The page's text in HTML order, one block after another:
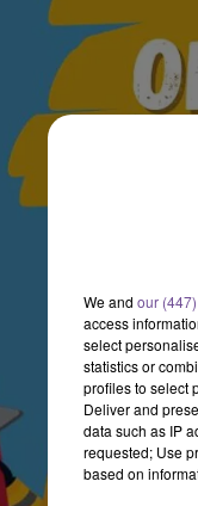
We and our
access
select
statistics or
profiles to select
Deliver and
data such as IP
requested; Use
based on